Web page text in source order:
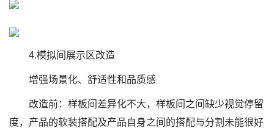
4.模拟间展示区改造
增强场景化、舒适性和品质感
改造前：样板间差异化不大，样板间之间缺少视觉停留
度，产品的软装搭配及产品自身之间的搭配与分割未能很好